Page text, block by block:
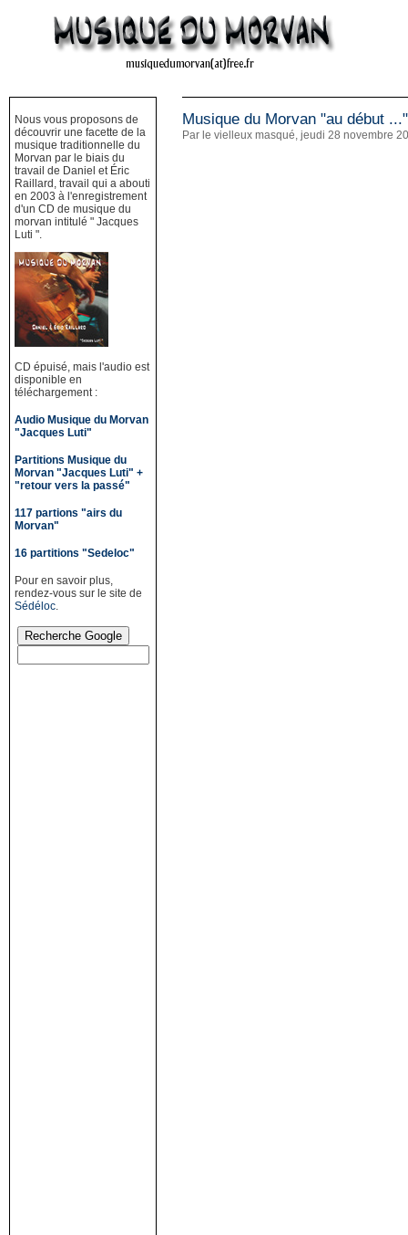
Nous vous proposons de
découvrir une facette de la
musique traditionnelle du
Morvan par le biais du
travail de Daniel et Éric
Raillard, travail qui a abouti
en 2003 à l'enregistrement
d'un CD de musique du
morvan intitulé " Jacques
Luti ".
CD épuisé, mais l'audio est
disponible en
téléchargement :
Audio Musique du Morvan
"Jacques Luti"
Partitions Musique du
Morvan "Jacques Luti" +
"retour vers la passé"
117 partions "airs du
Morvan"
16 partitions "Sedeloc"
Pour en savoir plus,
rendez-vous sur le site de
Sédéloc
Musique du Morvan "au début ..."
Par le vielleux masqué, jeudi 28 novembre